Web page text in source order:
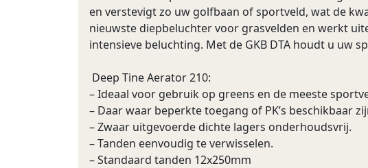
en verstevigt zo uw golfbaan of sportveld, wat de
nieuwste diepbeluchter voor grasvelden en werkt
intensieve beluchting. Met de GKB DTA houdt u uw
Deep Tine Aerator 210:
– Ideaal voor gebruik op greens en de meeste
– Daar waar beperkte toegang of PK’s beschikbaar
– Zwaar uitgevoerde dichte lagers onderhoudsvrij.
– Tanden eenvoudig te verwisselen.
– Standaard tanden 12x250mm